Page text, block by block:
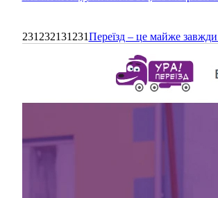
231232131231Переїзд – це майже